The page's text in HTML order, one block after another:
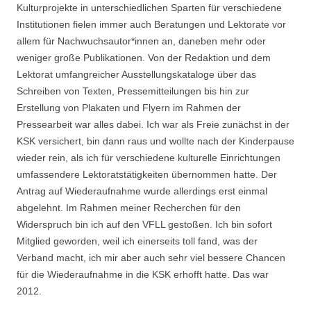
Kulturprojekte in unterschiedlichen Sparten für verschiedene
Institutionen fielen immer auch Beratungen und Lektorate vor
allem für Nachwuchsautor*innen an, daneben mehr oder
weniger große Publikationen. Von der Redaktion und dem
Lektorat umfangreicher Ausstellungskataloge über das
Schreiben von Texten, Pressemitteilungen bis hin zur
Erstellung von Plakaten und Flyern im Rahmen der
Pressearbeit war alles dabei. Ich war als Freie zunächst in der
KSK versichert, bin dann raus und wollte nach der Kinderpause
wieder rein, als ich für verschiedene kulturelle Einrichtungen
umfassendere Lektoratstätigkeiten übernommen hatte. Der
Antrag auf Wiederaufnahme wurde allerdings erst einmal
abgelehnt. Im Rahmen meiner Recherchen für den
Widerspruch bin ich auf den VFLL gestoßen. Ich bin sofort
Mitglied geworden, weil ich einerseits toll fand, was der
Verband macht, ich mir aber auch sehr viel bessere Chancen
für die Wiederaufnahme in die KSK erhofft hatte. Das war
2012.